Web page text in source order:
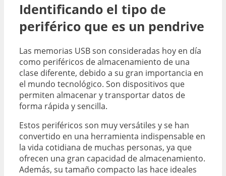
Identificando el tipo de
periférico que es un pendrive
Las memorias USB son consideradas hoy en día
como periféricos de almacenamiento de una
clase diferente, debido a su gran importancia en
el mundo tecnológico. Son dispositivos que
permiten almacenar y transportar datos de
forma rápida y sencilla.
Estos periféricos son muy versátiles y se han
convertido en una herramienta indispensable en
la vida cotidiana de muchas personas, ya que
ofrecen una gran capacidad de almacenamiento.
Además, su tamaño compacto las hace ideales